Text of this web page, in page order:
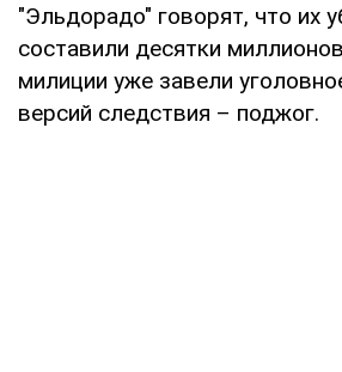
"Эльдорадо" говорят, что их
составили десятки
милиции уже завели
версий следствия – поджог.